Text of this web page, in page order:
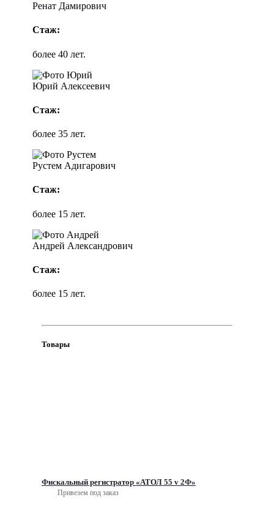
Ренат Дамирович
Стаж:
более 40 лет.
Юрий Алексеевич
Стаж:
более 35 лет.
Рустем Адигарович
Стаж:
более 15 лет.
Андрей Александрович
Стаж:
более 15 лет.
Товары
Фискальный регистратор «АТОЛ 55 v 2Ф»
Привезем под заказ